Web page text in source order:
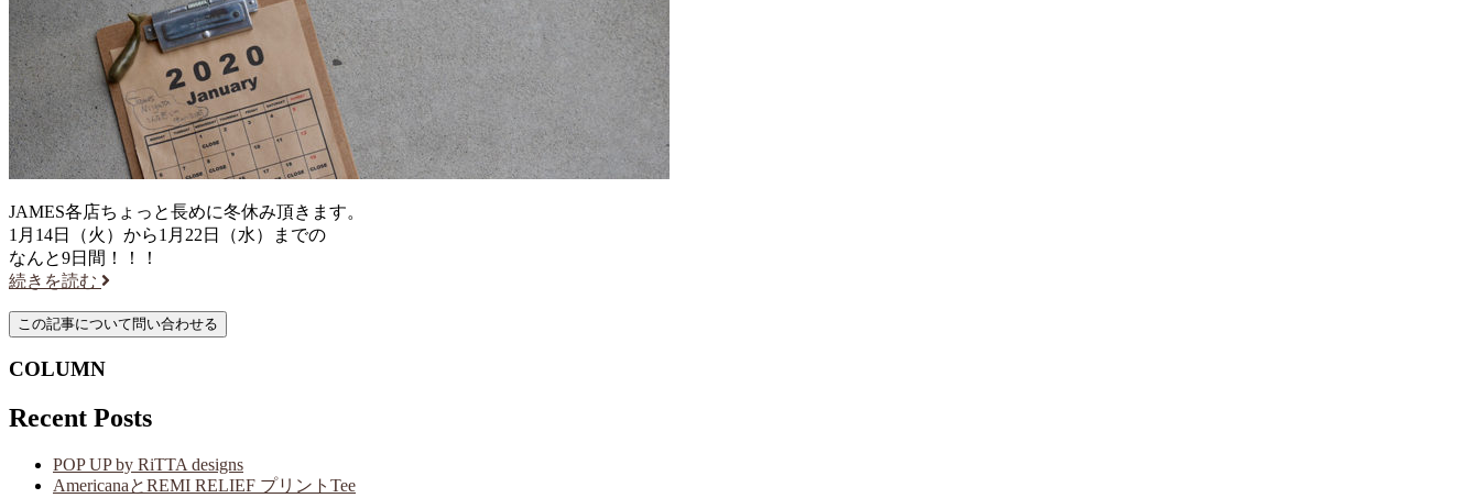
JAMES各店ちょっと長めに冬休み頂きます。
1月14日（火）から1月22日（水）までの
なんと9日間！！！
続きを読む
COLUMN
Recent Posts
POP UP by RiTTA designs
AmericanaとREMI RELIEF プリントTee